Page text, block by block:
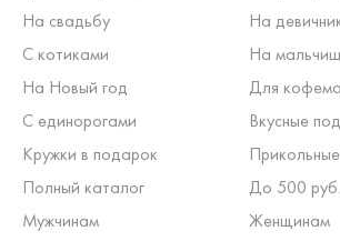
На свадьбу
На
С котиками
На
На Новый год
Для
С единорогами
Вкусные
Кружки в подарок
Полный каталог
До 500 руб.
Мужчинам
Женщинам